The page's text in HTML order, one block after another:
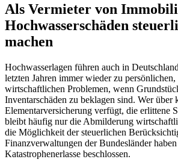
Als Vermieter von
Hochwasserschäden
machen
Hochwasserlagen führen auch in
letzten Jahren immer wieder zu persönlichen,
wirtschaftlichen Problemen, wenn
Inventarschäden zu beklagen sind. Wer über
Elementarversicherung verfügt, die erlittene
bleibt häufig nur die Abmilderung
die Möglichkeit der steuerlichen
Finanzverwaltungen der Bundesländer
Katastrophenerlasse beschlossen.